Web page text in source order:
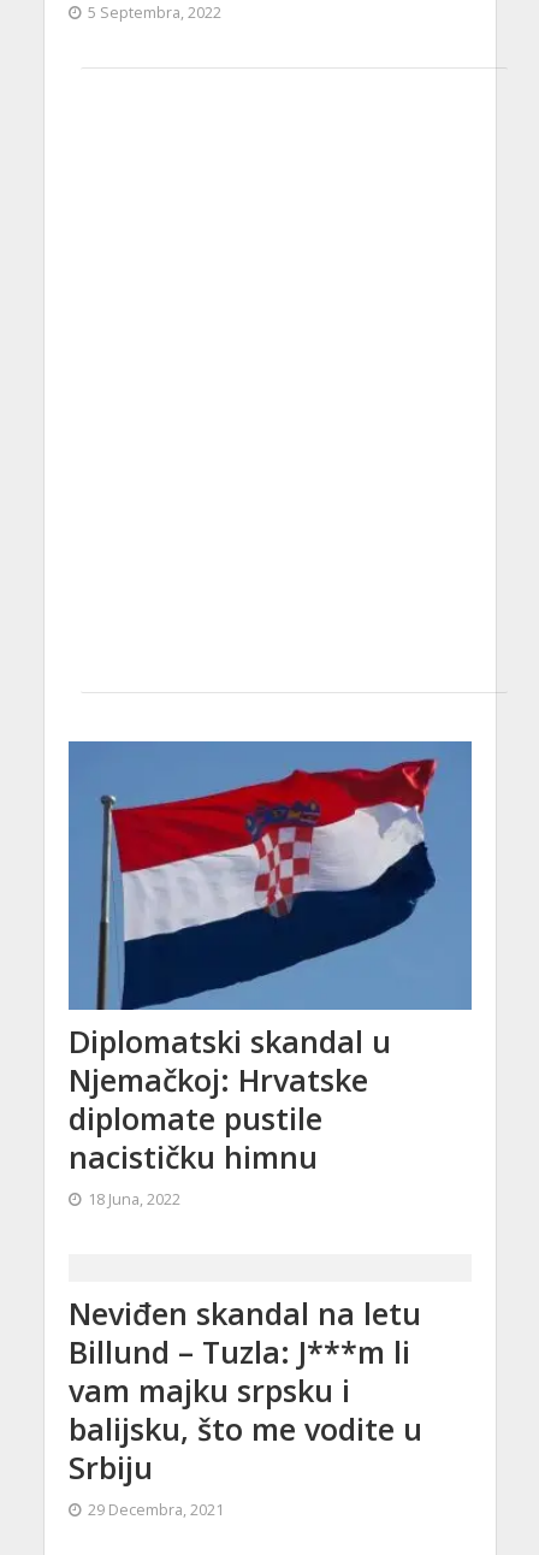
5 Septembra, 2022
Diplomatski skandal u
Njemačkoj: Hrvatske
diplomate pustile
nacističku himnu
18 Juna, 2022
Neviđen skandal na letu
Billund – Tuzla: J***m li
vam majku srpsku i
balijsku, što me vodite u
Srbiju
29 Decembra, 2021